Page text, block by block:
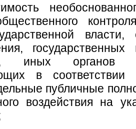
власти,
иных органов
в
публичные
воздействия на